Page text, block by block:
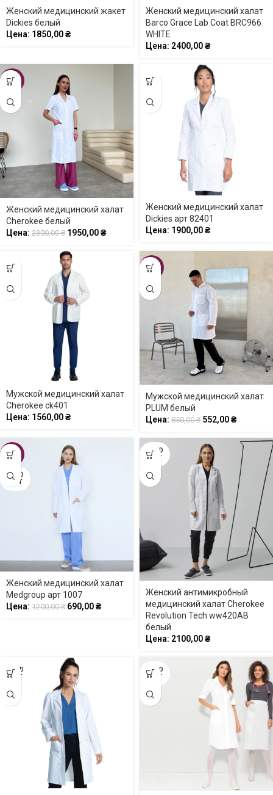
Женский медицинский жакет
Dickies белый
Цена: 1850,00₴
Женский медицинский халат
Barco Grace Lab Coat BRC966
WHITE
Цена: 2400,00₴
-15%
Женский медицинский халат
Cherokee белый
Цена: 2300,00₴ 1950,00₴
Женский медицинский халат
Dickies арт 82401
Цена: 1900,00₴
Мужской медицинский халат
Cherokee ck401
Цена: 1560,00₴
-35%
Мужской медицинский халат
PLUM белый
Цена: 850,00₴ 552,00₴
-43%
SOLD
OUT
Женский медицинский халат
Medgroup арт 1007
Цена: 1200,00₴ 690,00₴
SOLD
OUT
Женский антимикробный
медицинский халат Cherokee
Revolution Tech ww420AB
белый
Цена: 2100,00₴
SOLD
OUT
SOLD
OUT